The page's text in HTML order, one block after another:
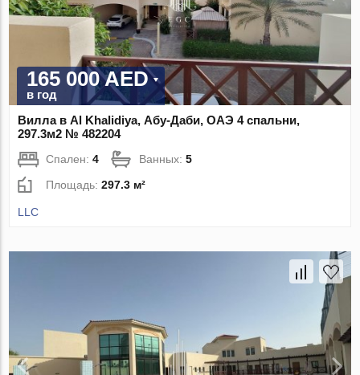
165 000 AED
в год
Вилла в Al Khalidiya, Абу-Даби, ОАЭ 4 спальни,
297.3м2 № 482204
Спален:4 Ванных:5
Площадь:297.3 м²
LLC